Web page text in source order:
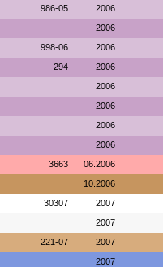
986-05 2006
2006
998-06 2006
294 2006
2006
2006
2006
2006
3663 06.2006
10.2006
30307 2007
2007
221-07 2007
2007